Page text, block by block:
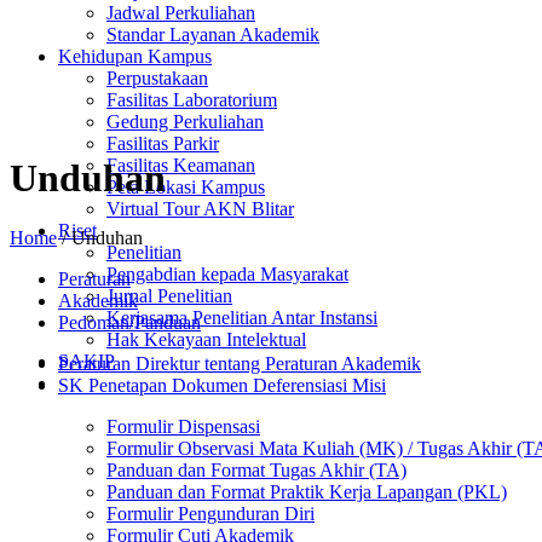
Jadwal Perkuliahan
Standar Layanan Akademik
Kehidupan Kampus
Perpustakaan
Fasilitas Laboratorium
Gedung Perkuliahan
Fasilitas Parkir
Fasilitas Keamanan
Peta Lokasi Kampus
Virtual Tour AKN Blitar
Riset
Penelitian
Pengabdian kepada Masyarakat
Jurnal Penelitian
Kerjasama Penelitian Antar Instansi
Hak Kekayaan Intelektual
SAKIP
Unduhan
Home /Unduhan
Peraturan
Akademik
Pedoman/Panduan
Peraturan Direktur tentang Peraturan Akademik
SK Penetapan Dokumen Deferensiasi Misi
Formulir Dispensasi
Formulir Observasi Mata Kuliah (MK) / Tugas Akhir
Panduan dan Format Tugas Akhir (TA)
Panduan dan Format Praktik Kerja Lapangan (PKL)
Formulir Pengunduran Diri
Formulir Cuti Akademik